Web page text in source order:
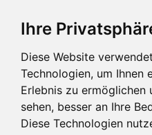
Ihre
Diese Website
Technologien, um Ihnen
Erlebnis zu ermöglichen
sehen, besser an Ihre
Diese Technologien
SCHLUSSVERKAUF
ERHALTEN SIE UNSERE